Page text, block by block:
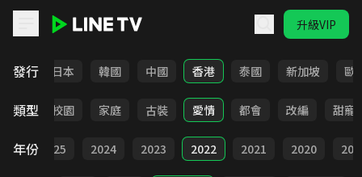
升級VIP
發行
台灣 日本 韓國 中國 香港 泰國 新加坡 歐
類型
職場 校園 家庭 古裝 愛情 都會 改編 甜寵
年份 2025 2024 2023 2022 2021 2020